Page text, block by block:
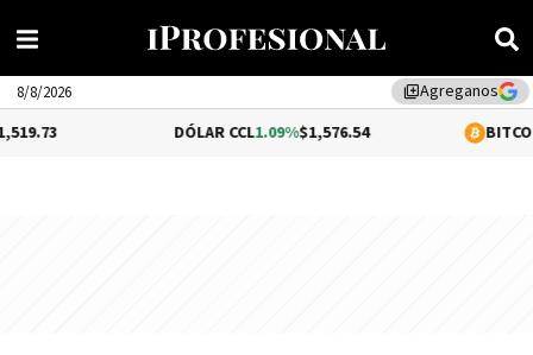
library_addAgreganos
8/8/2026
1.09%$1,576.54 0.35%